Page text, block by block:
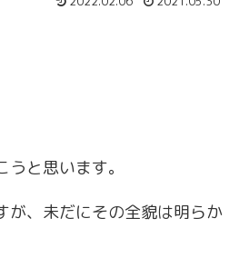
と思います。
、未だにその全貌は明らか